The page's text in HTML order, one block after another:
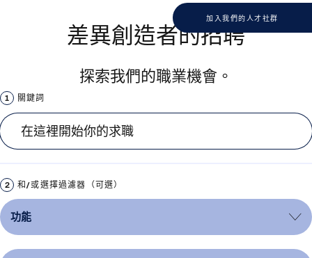
加入我們的人才社群
差異創造者的招聘
探索我們的職業機會。
關鍵詞
和/或選擇過濾器（可選）